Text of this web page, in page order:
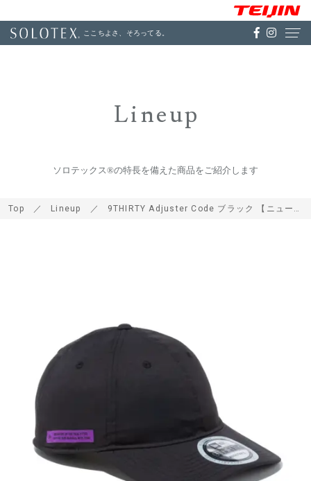
ここちよさ、そろってる。
Lineup
ソロテックス®の特長を備えた商品をご紹介します
Top Lineup 9THIRTY Adjuster Code ブラック 【ニューエラアウトドア】